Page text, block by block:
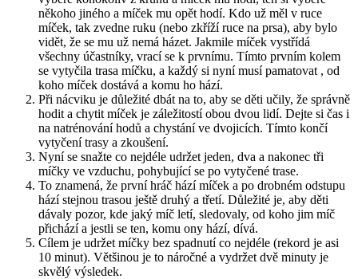
někoho jiného a míček mu opět hodí. Kdo už měl v ruce
míček, tak zvedne ruku (nebo zkříží ruce na prsa), aby bylo
vidět, že se mu už nemá házet. Jakmile míček vystřídá
všechny účastníky, vrací se k prvnímu. Tímto prvním kolem
se vytyčila trasa míčku, a každý si nyní musí pamatovat , od
koho míček dostává a komu ho hází.
Při nácviku je důležité dbát na to, aby se děti učily, že správně
hodit a chytit míček je záležitostí obou dvou lidí. Dejte si čas i
na natrénování hodů a chystání ve dvojicích. Tímto končí
vytyčení trasy a zkoušení.
Nyní se snažte co nejdéle udržet jeden, dva a nakonec tři
míčky ve vzduchu, pohybující se po vytyčené trase.
To znamená, že první hráč hází míček a po drobném odstupu
hází stejnou trasou ještě druhý a třetí. Důležité je, aby děti
dávaly pozor, kde jaký míč letí, sledovaly, od koho jim míč
přichází a jestli se ten, komu ony hází, dívá.
Cílem je udržet míčky bez spadnutí co nejdéle (rekord je asi
10 minut). Většinou je to náročné a vydržet dvě minuty je
skvělý výsledek.